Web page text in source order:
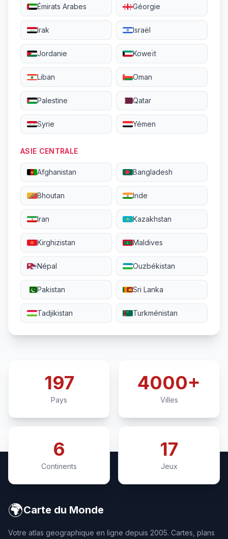
Émirats Arabes Géorgie
Irak Israël
Jordanie Koweït
Liban Oman
Palestine Qatar
Syrie Yémen
ASIE CENTRALE
Afghanistan Bangladesh
Bhoutan Inde
Iran Kazakhstan
Kirghizistan Maldives
Népal Ouzbékistan
Pakistan Sri Lanka
Tadjikistan Turkménistan
197
Pays
4000+
Villes
6
Continents
17
Jeux
🌍Carte du Monde
Votre atlas geographique en ligne depuis 2005. Cartes, plans